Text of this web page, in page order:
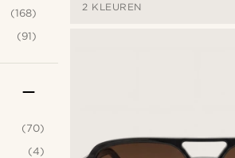
2 KLEUREN
(168)
(91)
(70)
(4)